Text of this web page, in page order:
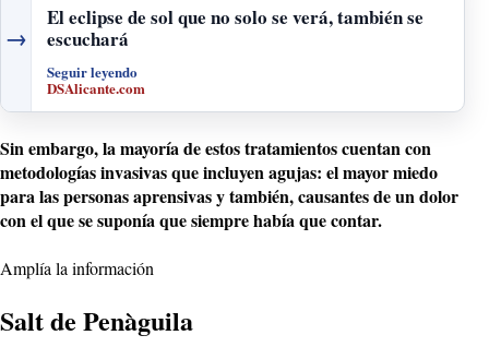
→
El eclipse de sol que no solo se verá, también se
escuchará
Seguir leyendo
DSAlicante.com
Sin embargo, la mayoría de estos tratamientos cuentan con
metodologías invasivas que incluyen agujas: el mayor miedo
para las personas aprensivas y también, causantes de un dolor
con el que se suponía que siempre había que contar.
Amplía la información
Salt de Penàguila